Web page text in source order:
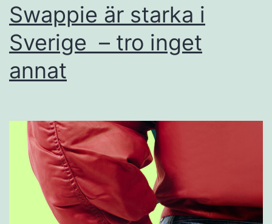
Swappie är starka i
Sverige – tro inget
annat